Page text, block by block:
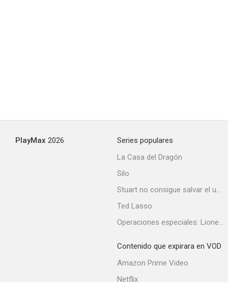
PlayMax 2026
Series populares
La Casa del Dragón
Silo
Stuart no consigue salvar el universo
Ted Lasso
Operaciones especiales: Lioness
Contenido que expirara en VOD
Amazon Prime Video
Netflix